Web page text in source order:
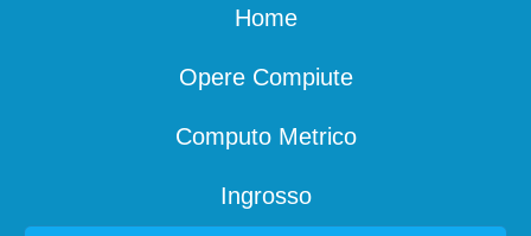
Home
Opere Compiute
Computo Metrico
Ingrosso